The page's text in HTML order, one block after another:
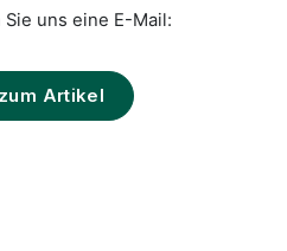
uns eine E-Mail:
Artikel